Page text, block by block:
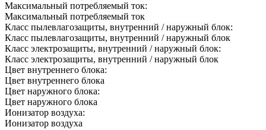
Максимальный потребляемый ток:
Максимальный потребляемый ток
Класс пылевлагозащиты, внутренний / наружный блок:
Класс пылевлагозащиты, внутренний / наружный блок
Класс электрозащиты, внутренний / наружный блок:
Класс электрозащиты, внутренний / наружный блок
Цвет внутреннего блока:
Цвет внутреннего блока
Цвет наружного блока:
Цвет наружного блока
Ионизатор воздуха:
Ионизатор воздуха